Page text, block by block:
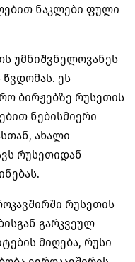
ნაკლები ფული
უმნიშვნელოვანეს
ეს
ბირჟებზე რუსეთის
ნებისმიერი
ახალი
რუსეთიდან
რუსეთის
გარკვეულ
მიღება, რუსი